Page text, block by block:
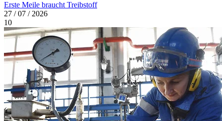
Erste Meile braucht Treibstoff
27 / 07 / 2026
10